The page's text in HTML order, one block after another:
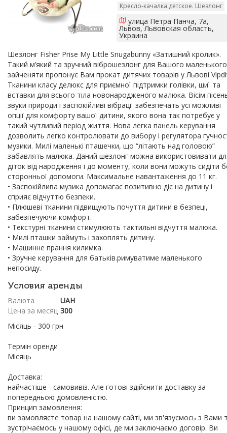
Кресло-качалка детское. Шезлонг
улица Петра Панча, 7а,
Львов, Львовская область,
Украина
Шезлонг Fisher Prise My Little Snugabunny «Затишний кролик».
Такий м’який та зручний віброшезлонг для Вашого маленького
зайченяти пропонує Вам прокат дитячих товарів у Львові
Тканини класу делюкс для приємної підтримки голівки, шиї та
вставки для всього тіла новонародженого малюка. Вісім
звуки природи і заспокійливі вібрації забезпечать усі можливі
опції для комфорту вашої дитини, якого вона так потребує у
такий чутливий період життя. Нова легка панель керування
дозволить легко контролювати до вибору і регулятора
музики. Милі маленькі пташечки, що “літають над головою”
забавлять малюка. Даний шезлонг можна використовивати
діток від народження і до моменту, коли вони можуть сидіти
сторонньої допомоги. Максимальне навантаження до 11 кг.
• Заспокійлива музика допомагає позитивно діє на дитину і
сприяє відчуттю безпеки.
• Плюшеві тканини підвищують почуття дитини в безпеці,
забезпечуючи комфорт.
• Текстурні тканини стимулюють тактильні відчуття малюка.
• Милі пташки займуть і захоплять дитину.
• Машинне прання килимка.
• Зручне керування для батьків.римуватиме маленького
непосиду.
Условия аренды
Валюта
UAH
Цена за месяц 300
Місяць - 300 грн
Термін оренди
Місяць
Доставка:
найчастіше - самовивіз. Але готові здійснити доставку за
попередньою домовленістю.
Принцип замовлення:
ви замовляєте товар на нашому сайті, ми зв'язуємось з Вами
зустрічаємось у нашому офісі, де ми заключаємо договір. Ви